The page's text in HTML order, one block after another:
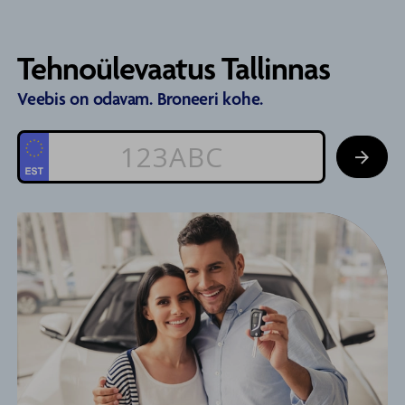
Tehnoülevaatus Tallinnas
Veebis on odavam. Broneeri kohe.

Jätka